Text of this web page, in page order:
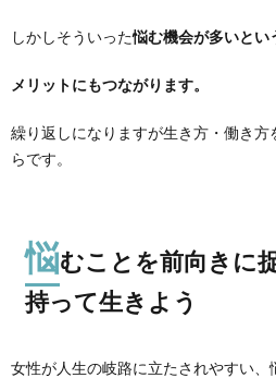
しかしそういった悩む機会が多いとい
メリットにもつながります。
繰り返しになりますが生き方・働き
らです。
悩むことを前向きに
持って生きよう
女性が人生の岐路に立たされやすい、